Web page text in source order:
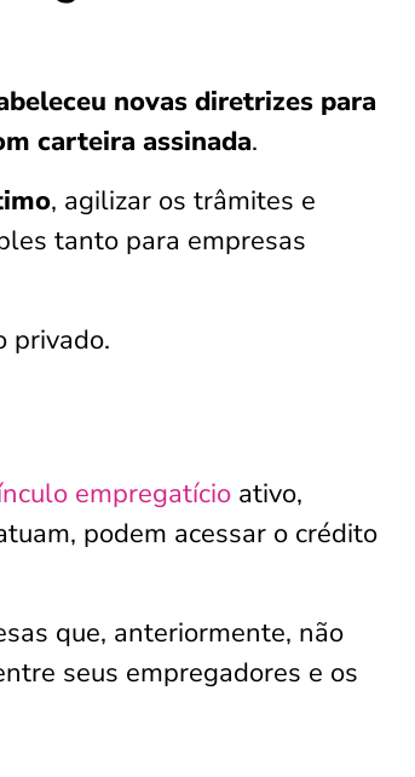
novas diretrizes para
carteira assinada.
, agilizar os trâmites e
tanto para empresas
privado.
empregatício ativo,
podem acessar o crédito
que, anteriormente, não
seus empregadores e os